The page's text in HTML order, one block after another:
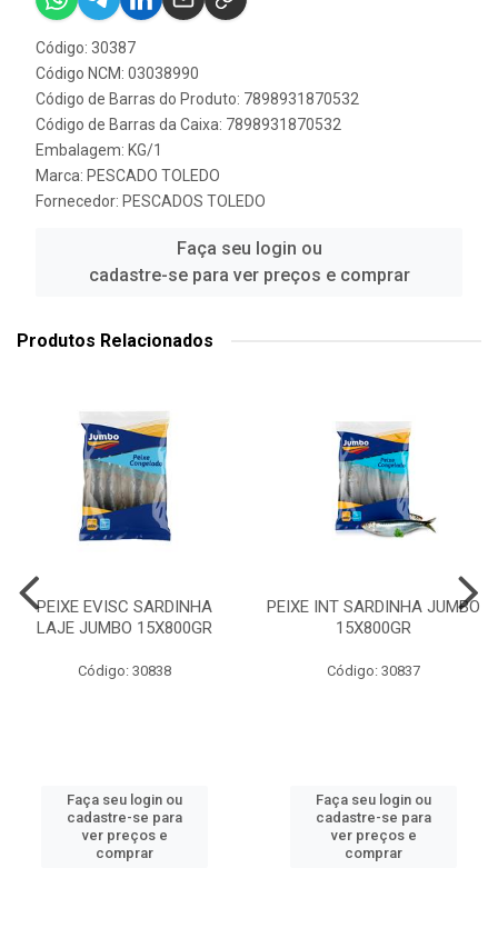
Código: 30387
Código NCM: 03038990
Código de Barras do Produto: 7898931870532
Código de Barras da Caixa: 7898931870532
Embalagem: KG/1
Marca: PESCADO TOLEDO
Fornecedor: PESCADOS TOLEDO
Faça seu login ou
cadastre-se para ver preços e comprar
Produtos Relacionados
PEIXE EVISC SARDINHA
LAJE JUMBO 15X800GR
Código: 30838
Faça seu login ou
cadastre-se para
ver preços e
comprar
PEIXE INT SARDINHA JUMBO
15X800GR
Código: 30837
Faça seu login ou
cadastre-se para
ver preços e
comprar